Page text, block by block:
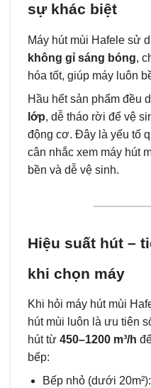
sự khác biệt
Máy hút mùi Hafele sử
không gỉ sáng bóng,
hóa tốt, giúp máy luôn
Hầu hết sản phẩm đều
lớp, dễ tháo rời để vệ
động cơ. Đây là yếu tố
cân nhắc xem máy hút
bền và dễ vệ sinh.
Hiệu suất hút –
khi chọn máy
Khi hỏi máy hút mùi
hút mùi luôn là ưu tiên
hút từ 450–1200 m³/h
bếp:
Bếp nhỏ (dưới